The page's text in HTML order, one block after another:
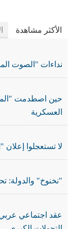
الأكثر مشاهدة
نداءات "الصوت
حين اصطدمت
العسكرية
لا تستعجلوا إعلان
"نخنوخ" والدولة:
عقد اجتماعي عربي